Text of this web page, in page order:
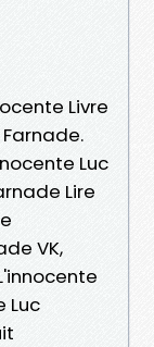
Livre
Luc
Lire
VK,
Luc